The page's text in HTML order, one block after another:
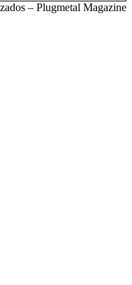
– Plugmetal Magazine